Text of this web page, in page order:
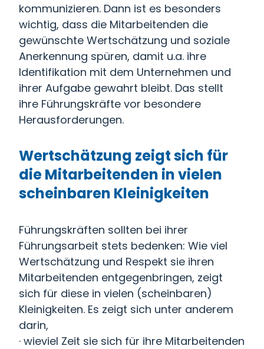
kommunizieren. Dann ist es besonders
wichtig, dass die Mitarbeitenden die
gewünschte Wertschätzung und soziale
Anerkennung spüren, damit u.a. ihre
Identifikation mit dem Unternehmen und
ihrer Aufgabe gewahrt bleibt. Das stellt
ihre Führungskräfte vor besondere
Herausforderungen.
Wertschätzung zeigt sich für
die Mitarbeitenden in vielen
scheinbaren Kleinigkeiten
Führungskräften sollten bei ihrer
Führungsarbeit stets bedenken: Wie viel
Wertschätzung und Respekt sie ihren
Mitarbeitenden entgegenbringen, zeigt
sich für diese in vielen (scheinbaren)
Kleinigkeiten. Es zeigt sich unter anderem
darin,
· wieviel Zeit sie sich für ihre Mitarbeitenden